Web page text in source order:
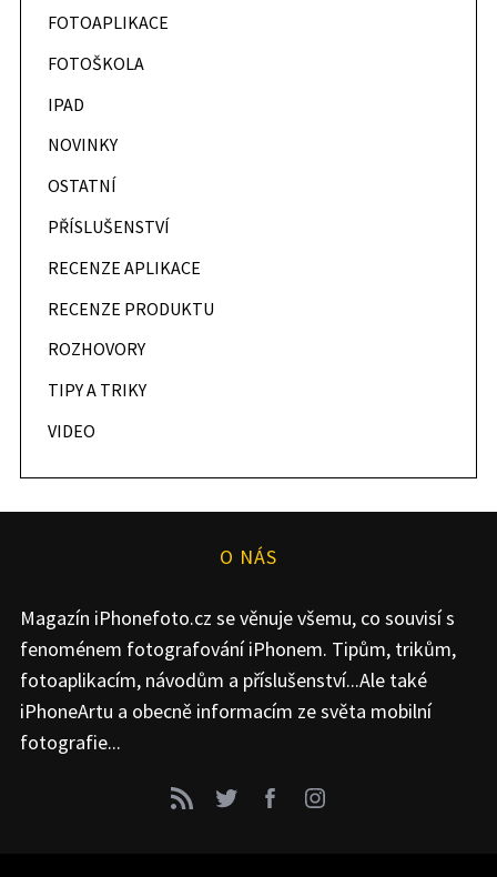
FOTOAPLIKACE
FOTOŠKOLA
IPAD
NOVINKY
OSTATNÍ
PŘÍSLUŠENSTVÍ
RECENZE APLIKACE
RECENZE PRODUKTU
ROZHOVORY
TIPY A TRIKY
VIDEO
O NÁS
Magazín iPhonefoto.cz se věnuje všemu, co souvisí s
fenoménem fotografování iPhonem. Tipům, trikům,
fotoaplikacím, návodům a příslušenství...Ale také
iPhoneArtu a obecně informacím ze světa mobilní
fotografie...
: